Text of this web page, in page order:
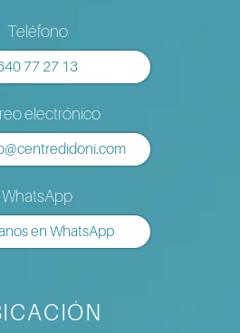
Teléfono
77 27 13
electrónico
WhatsApp
en WhatsApp